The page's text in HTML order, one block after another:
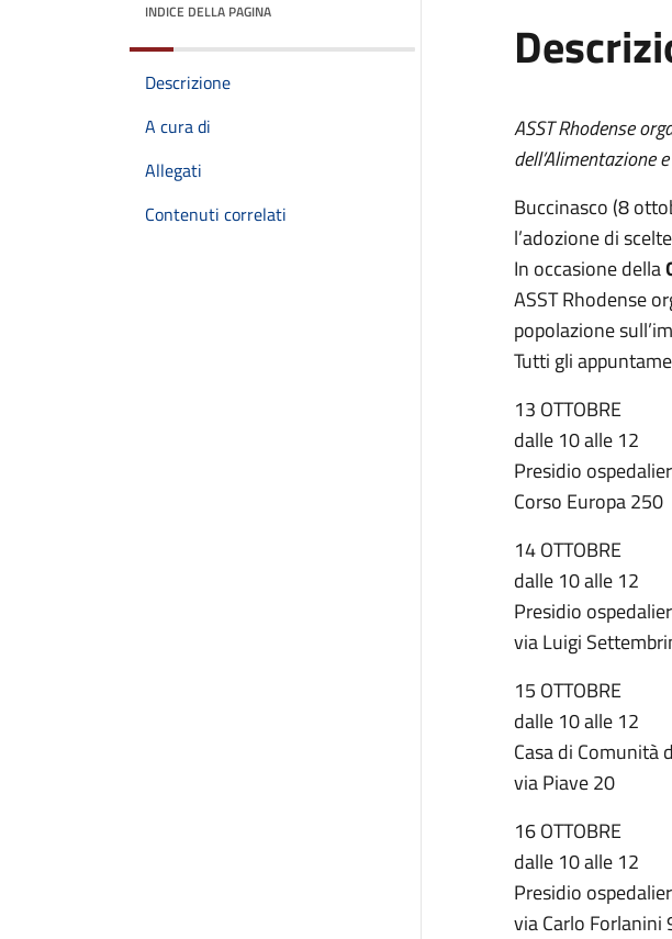
INDICE DELLA PAGINA
Descrizione
A cura di
Allegati
Contenuti correlati
ASST Rhodense
dell’Alimentazione
Buccinasco (8
l’adozione di
In occasione della
ASST Rhodense
popolazione
Tutti gli
13 OTTOBRE
dalle 10 alle 12
Presidio
Corso Europa 250
14 OTTOBRE
dalle 10 alle 12
Presidio
via Luigi
15 OTTOBRE
dalle 10 alle 12
Casa di Comunità
via Piave 20
16 OTTOBRE
dalle 10 alle 12
Presidio
via Carlo Forlanini